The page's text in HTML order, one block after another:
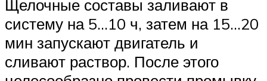
Щелочные составы заливают в
систему на 5…10 ч, затем на 15…20
мин запускают двигатель и
сливают раствор. После этого